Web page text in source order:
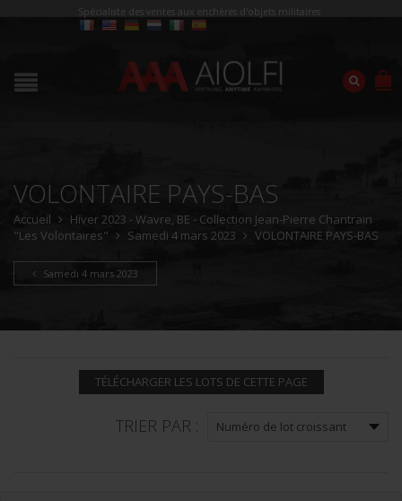
Spécialiste des ventes aux enchères d'objets militaires
VOLONTAIRE PAYS-BAS
Accueil
Hiver 2023 - Wavre, BE - Collection Jean-Pierre Chantrain
"Les Volontaires"
Samedi 4 mars 2023 VOLONTAIRE PAYS-BAS
Samedi 4 mars 2023
TÉLÉCHARGER LES LOTS DE CETTE PAGE
TRIER PAR :